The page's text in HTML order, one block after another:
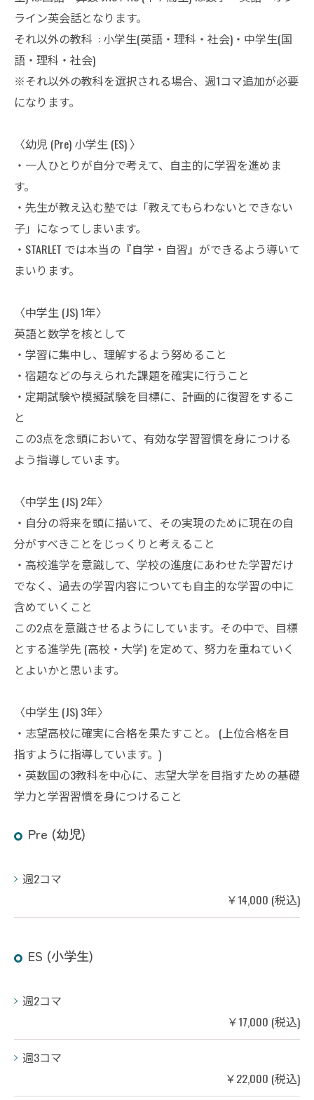
ライン英会話となります。
それ以外の教科 : 小学生(英語・理科・社会)・中学生(国
語・理科・社会)
※それ以外の教科を選択される場合、週1コマ追加が必要
になります。
〈幼児 (Pre) 小学生 (ES) 〉
・一人ひとりが自分で考えて、自主的に学習を進めま
す。
・先生が教え込む塾では「教えてもらわないとできない
子」になってしまいます。
・STARLET では本当の『自学・自習』ができるよう導いて
まいります。
〈中学生 (JS) 1年〉
英語と数学を核として
・学習に集中し、理解するよう努めること
・宿題などの与えられた課題を確実に行うこと
・定期試験や模擬試験を目標に、計画的に復習をするこ
と
この3点を念頭において、有効な学習習慣を身につける
よう指導しています。
〈中学生 (JS) 2年〉
・自分の将来を頭に描いて、その実現のために現在の自
分がすべきことをじっくりと考えること
・高校進学を意識して、学校の進度にあわせた学習だけ
でなく、過去の学習内容についても自主的な学習の中に
含めていくこと
この2点を意識させるようにしています。その中で、目標
とする進学先 (高校・大学) を定めて、努力を重ねていく
とよいかと思います。
〈中学生 (JS) 3年〉
・志望高校に確実に合格を果たすこと。 (上位合格を目
指すように指導しています。)
・英数国の3教科を中心に、志望大学を目指すための基礎
学力と学習習慣を身につけること
Pre (幼児)
週2コマ
￥14,000 (税込)
ES (小学生)
週2コマ
￥17,000 (税込)
週3コマ
￥22,000 (税込)